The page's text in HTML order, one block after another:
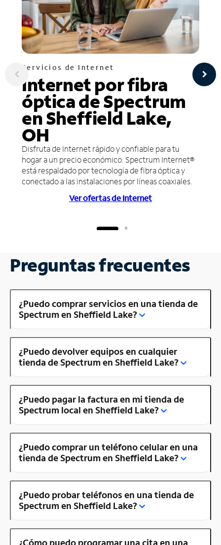
Servicios de Internet
Internet por fibra
óptica de Spectrum
en Sheffield Lake,
OH
Disfruta de Internet rápido y confiable para tu
hogar a un precio económico. Spectrum Internet®
está respaldado por tecnología de fibra óptica y
conectado a las instalaciones por líneas coaxiales.
Ver ofertas de Internet
Preguntas frecuentes
¿Puedo comprar servicios en una tienda de
Spectrum en Sheffield Lake?
¿Puedo devolver equipos en cualquier
tienda de Spectrum en Sheffield Lake?
¿Puedo pagar la factura en mi tienda de
Spectrum local en Sheffield Lake?
¿Puedo comprar un teléfono celular en una
tienda de Spectrum en Sheffield Lake?
¿Puedo probar teléfonos en una tienda de
Spectrum en Sheffield Lake?
¿Cómo puedo programar una cita en una